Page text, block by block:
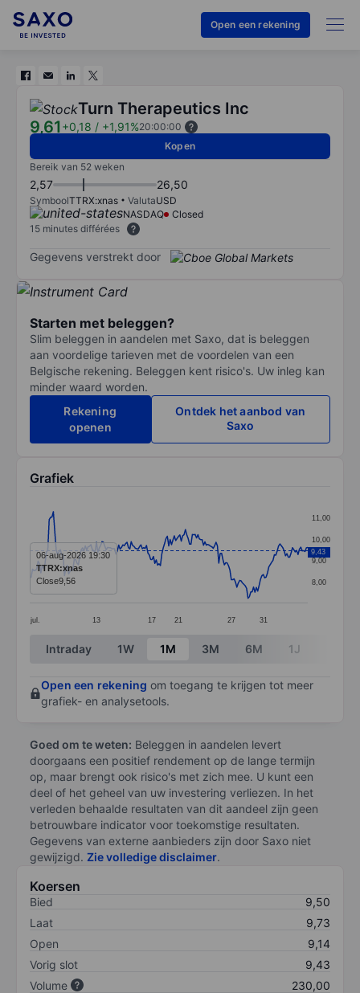
Open een rekening
Turn Therapeutics Inc
9,61+0,18 / +1,91%20:00:00
Kopen
Bereik van 52 weken
2,57 26,50
SymboolTTRX:xnas ValutaUSD
NASDAQ
Closed
15 minutes différées
Gegevens verstrekt door
Starten met beleggen?
Slim beleggen in aandelen met Saxo, dat is beleggen
aan voordelige tarieven met de voordelen van een
Belgische rekening. Beleggen kent risico's. Uw inleg kan
minder waard worden.
Rekening
openen
Ontdek het aanbod van
Saxo
Grafiek
Line chart with 201 data points.
The chart has 1 X axis displaying categories.
The chart has 1 Y axis displaying values. Data ranges
jul. 13 17 21 27 31
8,00
9,00
10,00
11,00
9,43
06-aug-2026 19:30
TTRX:xnas
Close9,56
End of interactive chart.
Intraday 1W 1M 3M 6M 1J
Open een rekening om toegang te krijgen tot meer
grafiek- en analysetools.
Goed om te weten: Beleggen in aandelen levert
doorgaans een positief rendement op de lange termijn
op, maar brengt ook risico's met zich mee. U kunt een
deel of het geheel van uw investering verliezen. In het
verleden behaalde resultaten van dit aandeel zijn geen
betrouwbare indicator voor toekomstige resultaten.
Gegevens van externe aanbieders zijn door Saxo niet
gewijzigd. Zie volledige disclaimer.
Koersen
Bied
9,50
Laat
9,73
Open
9,14
Vorig slot
9,43
Volume
230,00